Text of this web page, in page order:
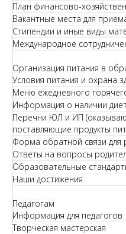
План финансово-
Вакантные места для
Стипендии и иные виды
Международное
Организация питания в
Условия питания и охрана
Меню ежедневного
Информация о наличии
Перечни ЮЛ и ИП
поставляющие продукты
Форма обратной связи для
Ответы на вопросы
Образовательные
Наши достижения
Педагогам
Информация для педагогов
Творческая мастерская